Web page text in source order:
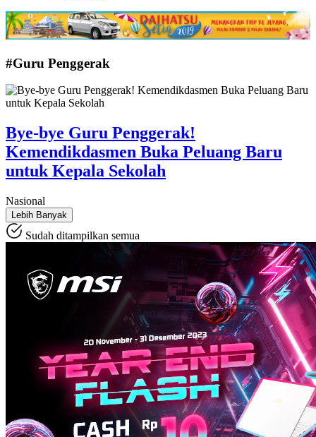
#Guru Penggerak
Bye-bye Guru Penggerak!
Kemendikdasmen Buka Peluang Baru
untuk Kepala Sekolah
Nasional
Lebih Banyak
Sudah ditampilkan semua